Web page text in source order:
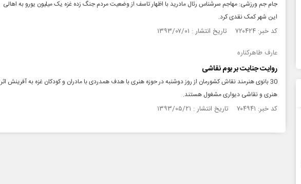
جام جم ورزشی: مهاجم سر‌شناس رئال مادرید با اظهار تاسف از وضعیت مردم جنگ زده غزه یک میلیون یورو به اهالی
این شهر کمک نقدی کرد.
کد خبر: ۷۲۰۴۲۴ تاریخ انتشار : ۱۳۹۳/۰۷/۰۱
عارف طاهرکناره
روایت جنایت بر بوم نقاشی
30 بانوی هنرمند نقاش کشورمان از روز دوشنبه در حوزه هنری با هدف همدردی با مادران و کودکان غزه به آفرینش اثر
هنری و نقاشی دیواری مشغول هستند.
کد خبر: ۷۰۴۹۴۱ تاریخ انتشار : ۱۳۹۳/۰۵/۲۱